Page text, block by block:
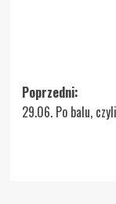
Zobacz
wpisy
Poprzedni:
29.06. Po balu,